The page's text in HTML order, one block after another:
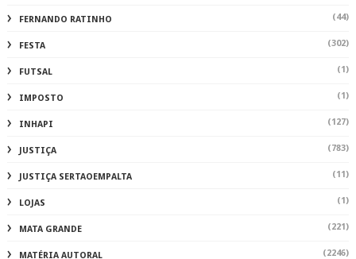
FERNANDO RATINHO (44)
FESTA (302)
FUTSAL (1)
IMPOSTO (1)
INHAPI (127)
JUSTIÇA (783)
JUSTIÇA SERTAOEMPALTA (11)
LOJAS (1)
MATA GRANDE (221)
MATÉRIA AUTORAL (2246)